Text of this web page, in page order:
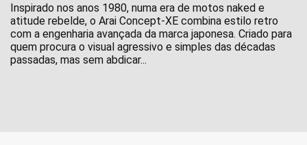
Inspirado nos anos 1980, numa era de motos naked e
atitude rebelde, o Arai Concept-XE combina estilo retro
com a engenharia avançada da marca japonesa. Criado para
quem procura o visual agressivo e simples das décadas
passadas, mas sem abdicar...